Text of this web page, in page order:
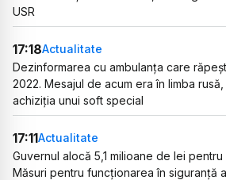
USR
17:18Actualitate
Dezinformarea cu ambulanța care
2022. Mesajul de acum era în limba
achiziția unui soft special
17:11Actualitate
Guvernul alocă 5,1 milioane de lei
Măsuri pentru funcționarea în siguranță